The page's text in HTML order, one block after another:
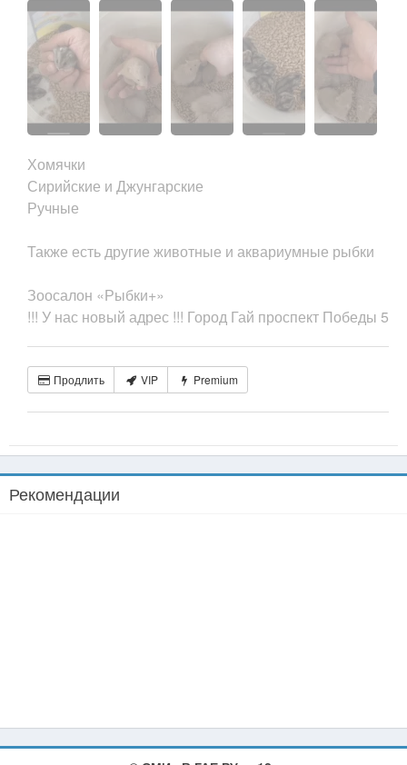
Хомячки
Сирийские и Джунгарские
Ручные
Также есть другие животные и аквариумные рыбки
Зоосалон «Рыбки+»
!!! У нас новый адрес !!! Город Гай проспект Победы 5
Продлить VIP Premium
Рекомендации